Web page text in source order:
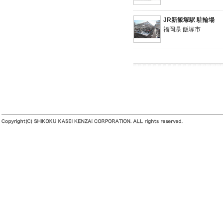
JR新飯塚駅 駐輪場
福岡県 飯塚市